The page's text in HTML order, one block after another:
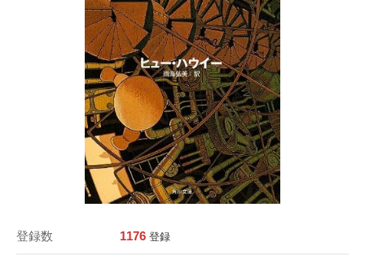
登録数 1176 登録